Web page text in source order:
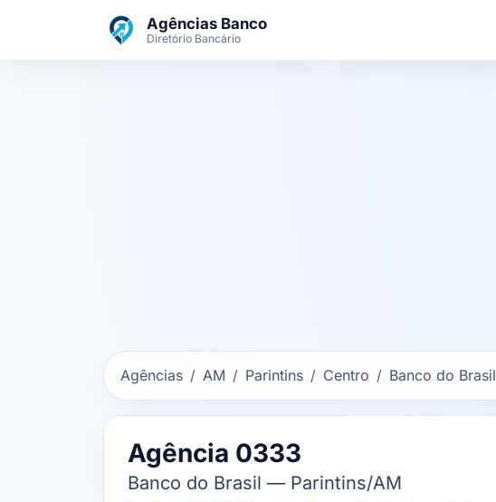
Agências Banco
Diretório Bancário
Agências AM Parintins Centro Banco do Brasil
Agência 0333
Banco do Brasil — Parintins/AM